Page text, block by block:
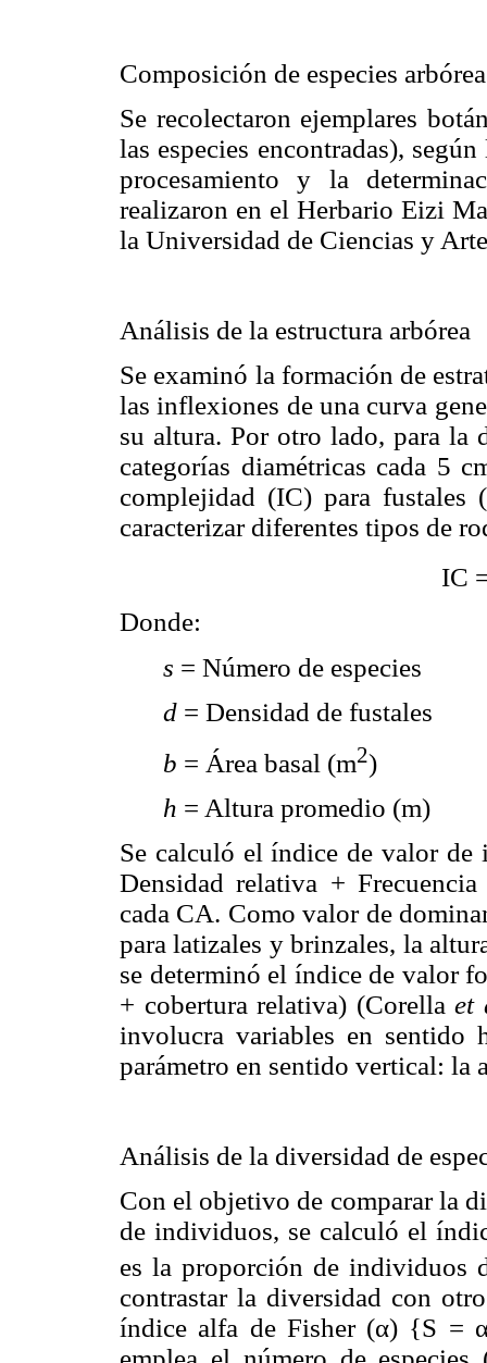
Composición de especies
Se recolectaron ejemplares
las especies encontradas),
procesamiento y la
realizaron en el Herbario Eizi
la Universidad de Ciencias y
Análisis de la estructura arbórea
Se examinó la formación de
las inflexiones de una curva
su altura. Por otro lado, para la
categorías diamétricas cada 5
complejidad (IC) para
caracterizar diferentes tipos de
IC
Donde:
s = Número de especies
d = Densidad de fustales
b = Área basal (m2)
h = Altura promedio (m)
Se calculó el índice de valor
Densidad relativa +
cada CA. Como valor de
para latizales y brinzales, la
se determinó el índice de valor
+ cobertura relativa) (Corellaet
involucra variables en
parámetro en sentido vertical: la
Análisis de la diversidad de
Con el objetivo de comparar la
de individuos, se calculó el
es la proporción de individuos
contrastar la diversidad con
índice alfa de Fisher (α) {S =